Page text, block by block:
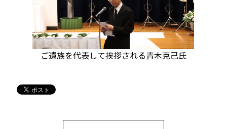
ご遺族を代表して挨拶される青木克己氏